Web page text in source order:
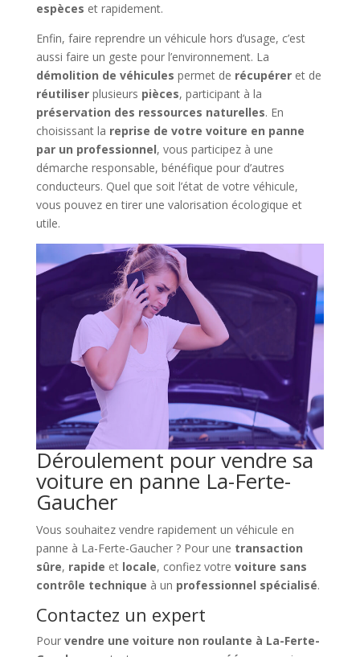
espèces et rapidement.
Enfin, faire reprendre un véhicule hors d’usage, c’est
aussi faire un geste pour l’environnement. La
démolition de véhicules permet de récupéreret de
réutiliserplusieurs pièces, participant à la
préservation des ressources naturelles. En
choisissant la reprise de votre voiture en panne
par un professionnel, vous participez à une
démarche responsable, bénéfique pour d’autres
conducteurs. Quel que soit l’état de votre véhicule,
vous pouvez en tirer une valorisation écologique et
utile.
Déroulement pour vendre sa
voiture en panne La-Ferte-
Gaucher
Vous souhaitez vendre rapidement un véhicule en
panne à La-Ferte-Gaucher ? Pour une transaction
sûre, rapide et locale, confiez votre voiture sans
contrôle technique à un professionnel spécialisé.
Contactez un expert
Pour vendre une voiture non roulante à La-Ferte-